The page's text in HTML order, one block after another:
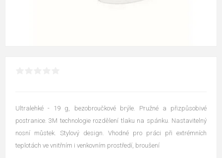
Ultralehké - 19 g, bezobroučkové brýle. Pružné a přizpůsobivé
postranice. 3M technologie rozdělení tlaku na spánku. Nastavitelný
nosní můstek. Stylový design. Vhodné pro práci při extrémních
teplotách ve vnitřním i venkovním prostředí, broušení